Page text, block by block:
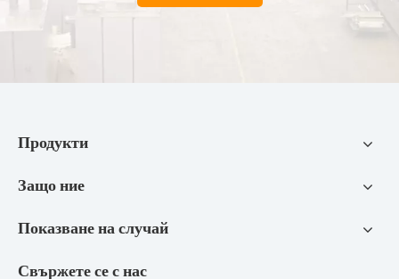
Продукти
Защо ние
Показване на случай
Свържете се с нас